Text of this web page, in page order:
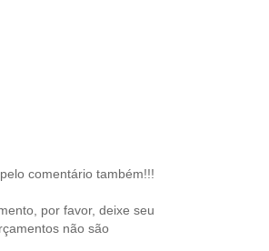
comentário também!!!
por favor, deixe seu
não são